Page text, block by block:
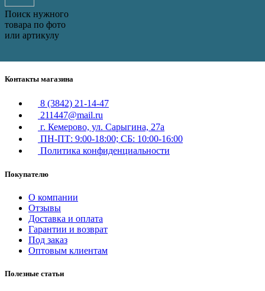
Поиск нужного
товара по фото
или артикулу
Контакты магазина
8 (3842) 21-14-47
211447@mail.ru
г. Кемерово, ул. Сарыгина, 27а
ПН-ПТ: 9:00-18:00; СБ: 10:00-16:00
Политика конфиденциальности
Покупателю
О компании
Отзывы
Доставка и оплата
Гарантии и возврат
Под заказ
Оптовым клиентам
Полезные статьи